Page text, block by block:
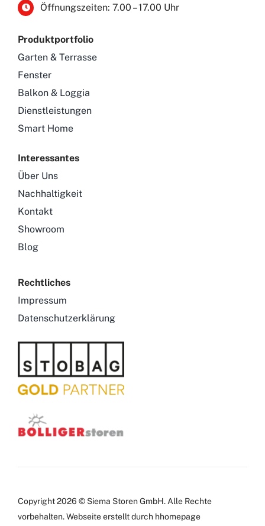
Öffnungszeiten: 7.00 – 17.00 Uhr
Produktportfolio
Garten & Terrasse
Fenster
Balkon & Loggia
Dienstleistungen
Smart Home
Interessantes
Über Uns
Nachhaltigkeit
Kontakt
Showroom
Blog
Rechtliches
Impressum
Datenschutzerklärung
Copyright 2026 © Siema Storen GmbH. Alle Rechte
vorbehalten.Webseiteerstellt durch hhomepage